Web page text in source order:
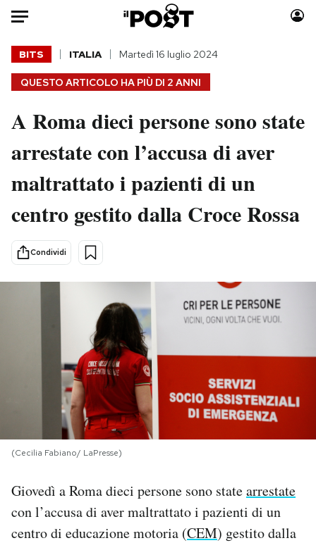
Auto
HOME
Italia
Politica
Tecnologia
Scienza
Cultura
Economia
Sport
Moda
Consumismi
Storie/Idee
Media
Mondiali calcio 2026
NEWSLETTER
I MIEI PREFERITI
SHOP
CALENDARIO
QUESTO ARTICOLO HA PIÙ DI 2 ANNI
BITS ITALIA Martedì 16 luglio 2024
A Roma dieci persone sono state
arrestate con l’accusa di aver
maltrattato i pazienti di un
centro gestito dalla Croce Rossa
Condividi
(Cecilia Fabiano/ LaPresse)
Giovedì a Roma dieci persone sono statearrestate
con l’accusa di aver maltrattato i pazienti di un
centro di educazione motoria (CEM) gestito dalla